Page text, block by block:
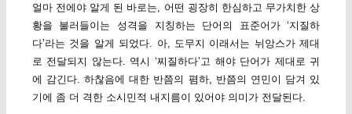
얼마 전에야 알게 된 바로는, 어떤 굉장히 한심하고 무가치한 상
황을 불러들이는 성격을 지칭하는 단어의 표준어가 ‘지질하
다’라는 것을 알게 되었다. 아, 도무지 이래서는 뉘앙스가 제대
로 전달되지 않는다. 역시 ‘찌질하다’고 해야 단어가 제대로 귀
에 감긴다. 하찮음에 대한 반쯤의 폄하, 반쯤의 연민이 담겨 있
기에 좀 더 격한 소시민적 내지름이 있어야 의미가 전달된다.